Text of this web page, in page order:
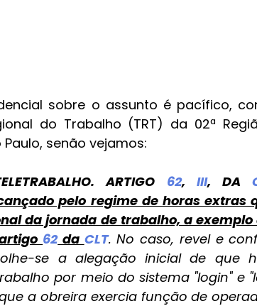
sobre o assunto é pacífico,
do Trabalho (TRT) da 02ª
senão vejamos:
ARTIGO 62, III, DA
pelo regime de horas extras
da jornada de trabalho, a exemplo
62 da CLT. No caso, revel e
se a alegação inicial de que
por meio do sistema "login" e
a obreira exercia função de